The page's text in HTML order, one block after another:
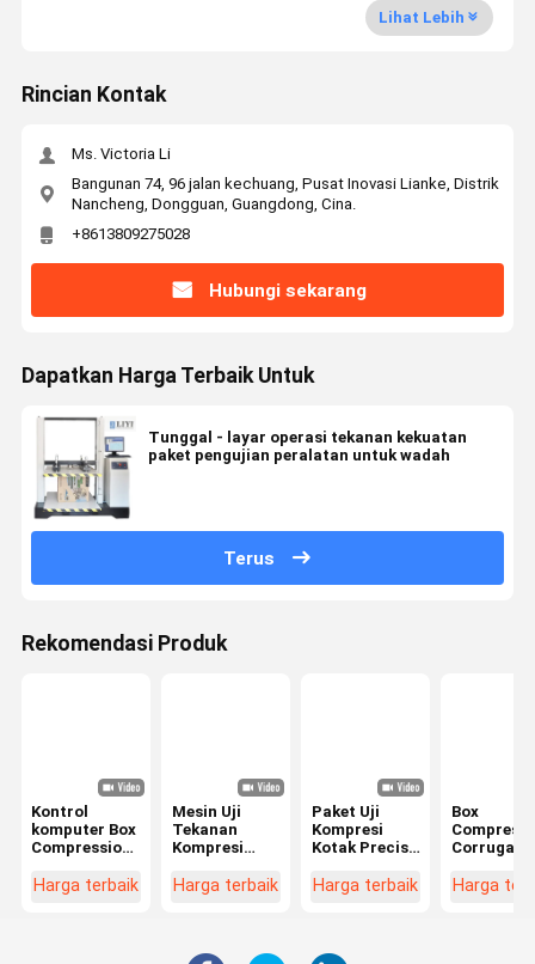
Lihat Lebih
Rincian Kontak
Ms. Victoria Li
Bangunan 74, 96 jalan kechuang, Pusat Inovasi Lianke, Distrik
Nancheng, Dongguan, Guangdong, Cina.
+8613809275028
Hubungi sekarang
Dapatkan Harga Terbaik Untuk
Tunggal - layar operasi tekanan kekuatan
paket pengujian peralatan untuk wadah
Terus
Rekomendasi Produk
Kontrol
komputer Box
Compression
tekan karton
Harga terbaik
Mesin Uji
Tekanan
Kompresi
Untuk Karton
Harga terbaik
Paket Uji
Kompresi
Kotak Precise
Tekanan
Harga terbaik
Box
Harga